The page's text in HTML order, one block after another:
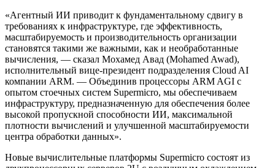
«Агентный ИИ приводит к фундаментальному сдвигу в
требованиях к инфраструктуре, где эффективность,
масштабируемость и производительность организации
становятся такими же важными, как и необработанные
вычисления, — сказал Мохамед Авад (Mohamed Awad),
исполнительный вице-президент подразделения Cloud AI
компании ARM. — Объединив процессоры ARM AGI с
опытом стоечных систем Supermicro, мы обеспечиваем
инфраструктуру, предназначенную для обеспечения более
высокой пропускной способности ИИ, максимальной
плотности вычислений и улучшенной масштабируемости
центра обработки данных».
Новые вычислительные платформы Supermicro состоят из